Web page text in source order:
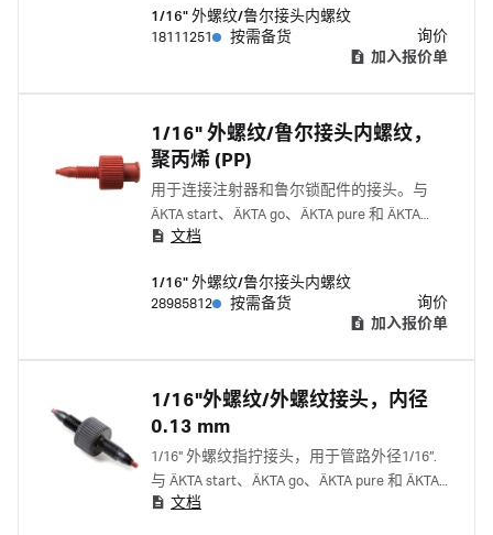
1/16" 外螺纹/鲁尔接头内螺纹
18111251
按需备货
询价
加入报价单
1/16" 外螺纹/鲁尔接头内螺纹，
聚丙烯 (PP)
用于连接注射器和鲁尔锁配件的接头。与
ÄKTA start、ÄKTA go、ÄKTA pure 和 ÄKTA
avant 配套使用。
文档
1/16" 外螺纹/鲁尔接头内螺纹
28985812
按需备货
询价
加入报价单
1/16"外螺纹/外螺纹接头，内径
0.13 mm
1/16" 外螺纹指拧接头，用于管路外径1/16”.
与 ÄKTA start、ÄKTA go、ÄKTA pure 和 ÄKTA
avant 配套使用。 与下列一起使用 1/16" 内螺
文档